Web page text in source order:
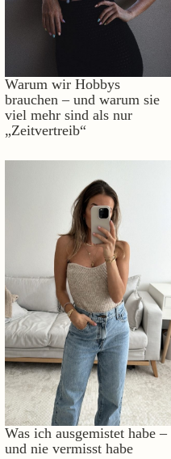
Warum wir Hobbys
brauchen – und warum sie
viel mehr sind als nur
„Zeitvertreib“
Was ich ausgemistet habe –
und nie vermisst habe